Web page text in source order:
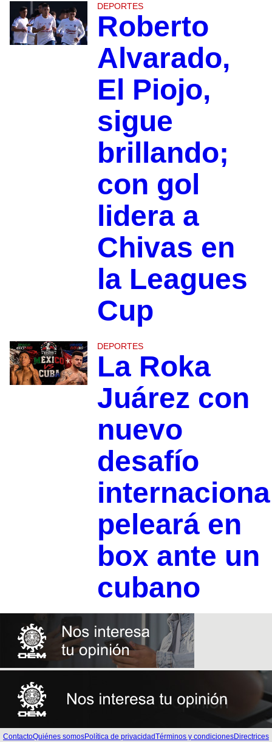
DEPORTES
Roberto
Alvarado,
El Piojo,
sigue
brillando;
con gol
lidera a
Chivas en
la Leagues
Cup
DEPORTES
La Roka
Juárez con
nuevo
desafío
peleará en
box ante un
cubano
ContactoQuiénes somosPolítica de privacidadTérminos y condicionesDirectrices